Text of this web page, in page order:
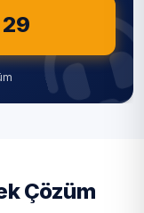
Çözüm